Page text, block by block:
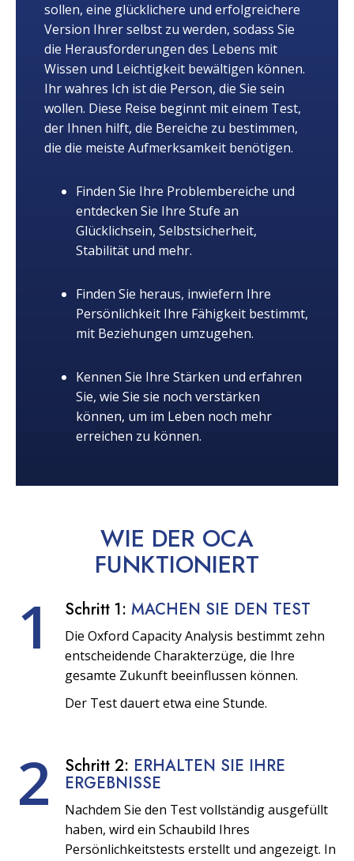
sollen, eine glücklichere und erfolgreichere
Version Ihrer selbst zu werden, sodass Sie
die Herausforderungen des Lebens mit
Wissen und Leichtigkeit bewältigen können.
Ihr wahres Ich ist die Person, die Sie sein
wollen. Diese Reise beginnt mit einem Test,
der Ihnen hilft, die Bereiche zu bestimmen,
die die meiste Aufmerksamkeit benötigen.
Finden Sie Ihre Problembereiche und
entdecken Sie Ihre Stufe an
Glücklichsein, Selbstsicherheit,
Stabilität und mehr.
Finden Sie heraus, inwiefern Ihre
Persönlichkeit Ihre Fähigkeit bestimmt,
mit Beziehungen umzugehen.
Kennen Sie Ihre Stärken und erfahren
Sie, wie Sie sie noch verstärken
können, um im Leben noch mehr
erreichen zu können.
WIE DER OCA
FUNKTIONIERT
1 Schritt 1: MACHEN SIE DEN TEST
Die Oxford Capacity Analysis bestimmt zehn
entscheidende Charakterzüge, die Ihre
gesamte Zukunft beeinflussen können.
Der Test dauert etwa eine Stunde.
2 Schritt 2: ERHALTEN SIE IHRE
ERGEBNISSE
Nachdem Sie den Test vollständig ausgefüllt
haben, wird ein Schaubild Ihres
Persönlichkeitstests erstellt und angezeigt. In